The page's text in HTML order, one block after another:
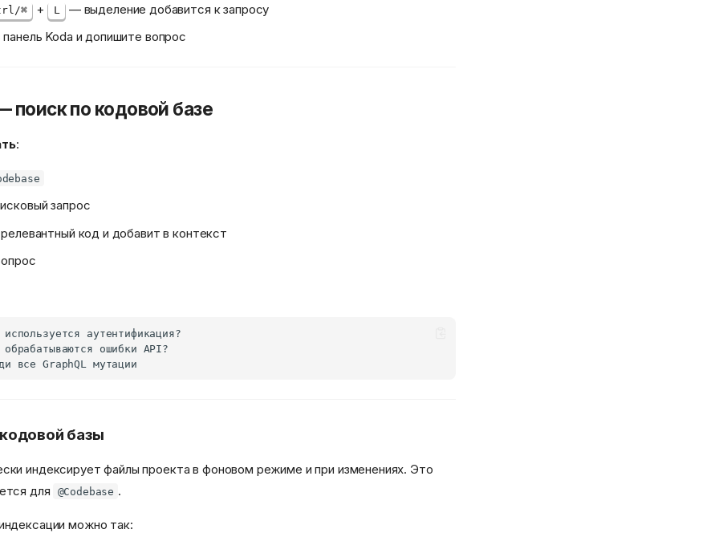
⌘ + L
— выделение добавится к запросу
Koda и допишите вопрос
поиск по кодовой базе
:
запрос
код и добавит в контекст
базы
индексирует файлы проекта в фоновом режиме и при изменениях. Это
для
@Codebase .
можно так: